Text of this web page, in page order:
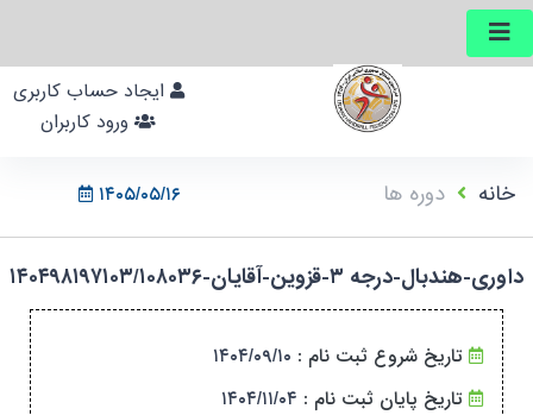
۱۴۰۵/۰۵/۱۶ خانه دوره ها
داوری-هندبال-درجه ۳-قزوین-آقایان-۱۴۰۴۹۸۱۹۷۱۰۳/۱۰۸۰۳۶
تاریخ شروع ثبت نام : ۱۴۰۴/۰۹/۱۰
تاریخ پایان ثبت نام : ۱۴۰۴/۱۱/۰۴